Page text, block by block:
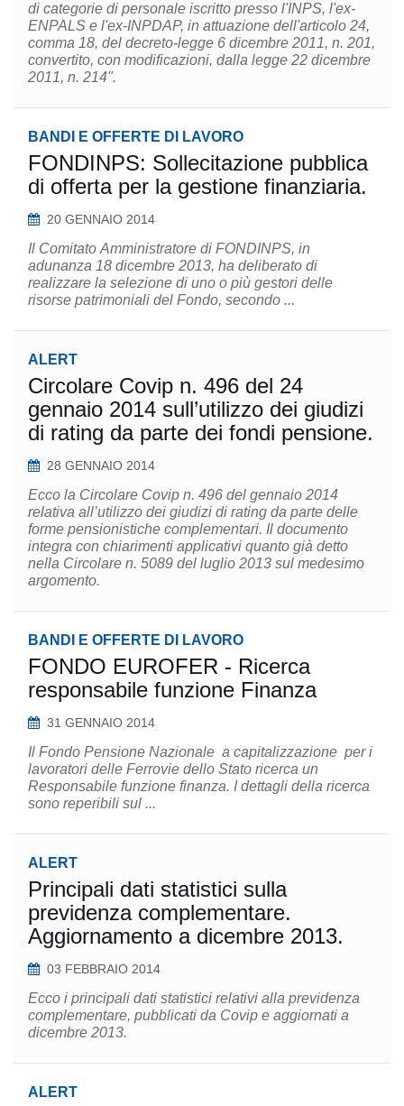
di categorie di personale iscritto presso l'INPS, l'ex-
ENPALS e l'ex-INPDAP, in attuazione dell'articolo 24,
comma 18, del decreto-legge 6 dicembre 2011, n. 201,
convertito, con modificazioni, dalla legge 22 dicembre
2011, n. 214".
BANDI E OFFERTE DI LAVORO
FONDINPS: Sollecitazione pubblica
di offerta per la gestione finanziaria.
20 GENNAIO 2014
Il Comitato Amministratore di FONDINPS, in
adunanza 18 dicembre 2013, ha deliberato di
realizzare la selezione di uno o più gestori delle
risorse patrimoniali del Fondo, secondo ...
ALERT
Circolare Covip n. 496 del 24
gennaio 2014 sull’utilizzo dei giudizi
di rating da parte dei fondi pensione.
28 GENNAIO 2014
Ecco la Circolare Covip n. 496 del gennaio 2014
relativa all’utilizzo dei giudizi di rating da parte delle
forme pensionistiche complementari. Il documento
integra con chiarimenti applicativi quanto già detto
nella Circolare n. 5089 del luglio 2013 sul medesimo
argomento.
BANDI E OFFERTE DI LAVORO
FONDO EUROFER - Ricerca
responsabile funzione Finanza
31 GENNAIO 2014
Il Fondo Pensione Nazionale a capitalizzazione per i
lavoratori delle Ferrovie dello Stato ricerca un
Responsabile funzione finanza. I dettagli della ricerca
sono reperibili sul ...
ALERT
Principali dati statistici sulla
previdenza complementare.
Aggiornamento a dicembre 2013.
03 FEBBRAIO 2014
Ecco i principali dati statistici relativi alla previdenza
complementare, pubblicati da Covip e aggiornati a
dicembre 2013.
ALERT